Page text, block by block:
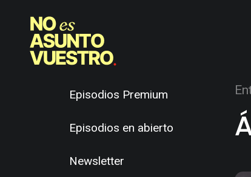
Episodios Premium
Episodios en abierto
Newsletter